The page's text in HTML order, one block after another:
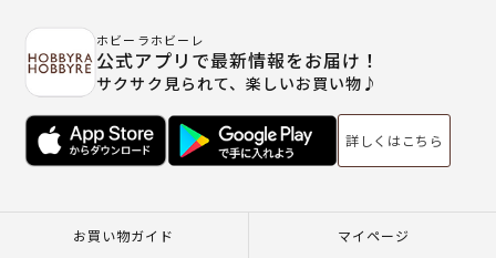
ホビーラホビーレ
公式アプリで最新情報をお届け！
サクサク見られて、楽しいお買い物♪
詳しくはこちら
お買い物ガイド マイページ